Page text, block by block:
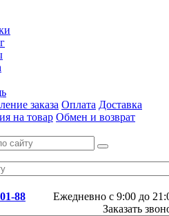
заказа Оплата Доставка
на товар Обмен и возврат
Ежедневно с 9:00 до
88
Заказать